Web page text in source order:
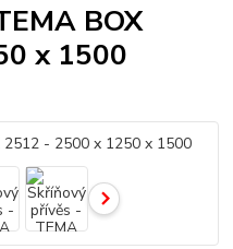
BOX
x 1500